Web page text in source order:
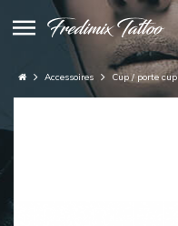
Accessoires Cup / porte cup